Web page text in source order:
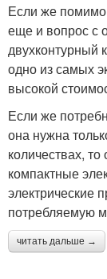
Если же помимо
еще и вопрос с
двухконтурный
одно из самых
высокой
Если же
она нужна
количествах,
компактные
электрические
потребляемую
читать дальше →